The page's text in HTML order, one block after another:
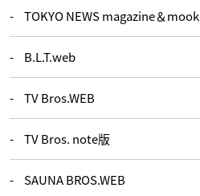
TOKYO NEWS magazine＆mook
B.L.T.web
TV Bros.WEB
TV Bros. note版
SAUNA BROS.WEB